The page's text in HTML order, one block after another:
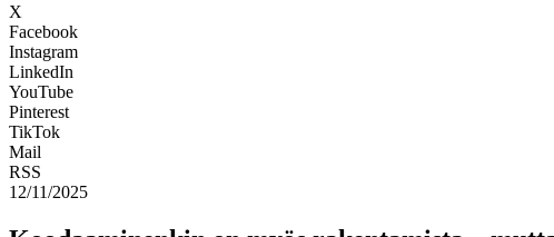
X
Facebook
Instagram
LinkedIn
YouTube
Pinterest
TikTok
Mail
RSS
12/11/2025